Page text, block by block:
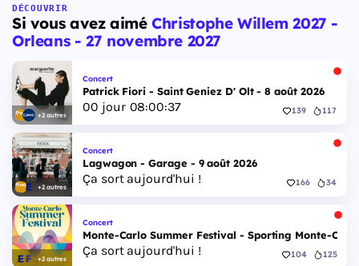
DÉCOUVRIR
Si vous avez aiméChristophe Willem 2027 -
Orleans - 27 novembre 2027
+2 autres
Concert
Patrick Fiori - Saint Geniez D' Olt - 8 août 2026
00 jour 08:00:36 139 117
+2 autres
Concert
Lagwagon - Garage - 9 août 2026
Ça sort aujourd'hui ! 166 34
+2 autres
Concert
Monte-Carlo Summer Festival - Sporting Monte-
Ça sort aujourd'hui ! 104 125